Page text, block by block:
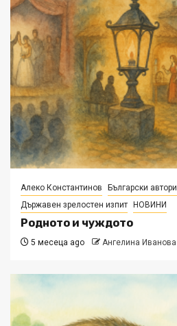
Алеко Константинов Български автори
Държавен зрелостен изпит
НОВИНИ
Родното и чуждото
5 месеца ago Ангелина Иванова